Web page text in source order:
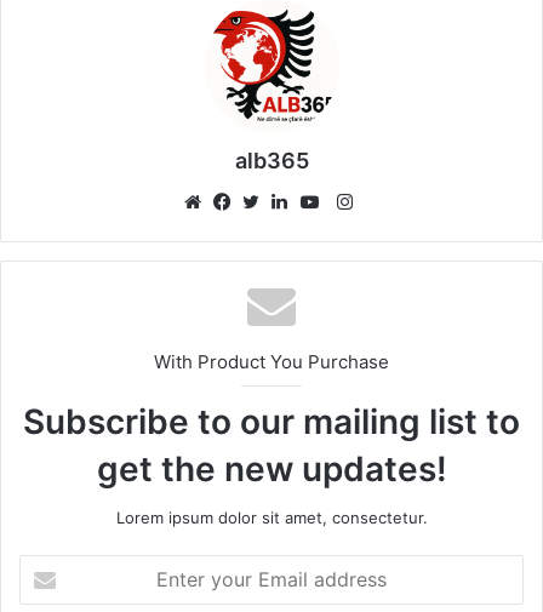
alb365
Instagram
With Product You Purchase
Subscribe to our mailing list to
get the new updates!
Lorem ipsum dolor sit amet, consectetur.
your